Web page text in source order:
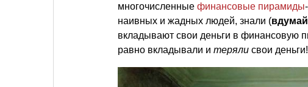
многочисленные финансовые пирамиды
наивных и жадных людей, знали (
вкладывают свои деньги в финансовую
равно вкладывали и теряли свои деньги!